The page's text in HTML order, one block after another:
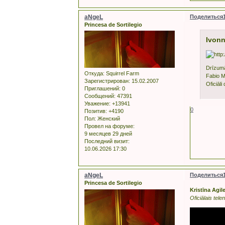
Поделиться
aNgeL
Princesa de Sortilegio
Откуда: Squirrel Farm
Зарегистрирован: 15.02.2007
Приглашений: 0
Сообщений: 47391
Уважение: +13941
Позитив: +4190
Пол: Женский
Провел на форуме:
9 месяцев 29 дней
Последний визит:
10.06.2026 17:30
Fabio
Oficiāli
0
Поделиться
aNgeL
Princesa de Sortilegio
Kristīna
Oficiālais